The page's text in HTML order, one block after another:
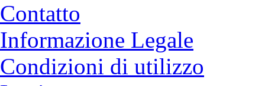
Contatto
Informazione Legale
Condizioni di utilizzo